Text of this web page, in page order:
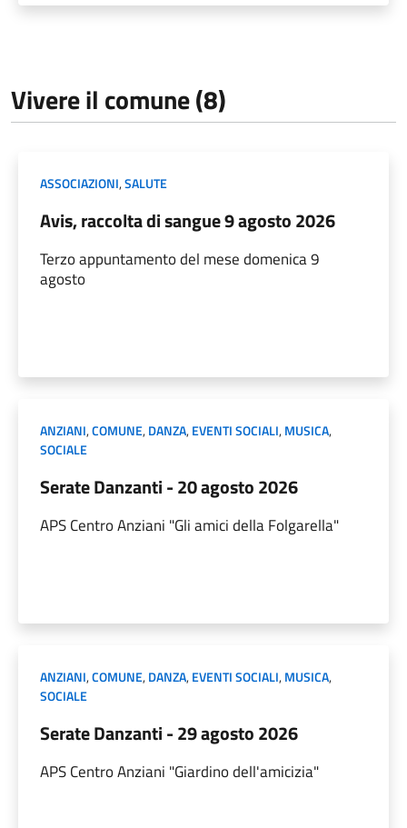
Vivere il comune (8)
ASSOCIAZIONI,SALUTE
Avis, raccolta di sangue 9 agosto 2026
Terzo appuntamento del mese domenica 9
agosto
ANZIANI,COMUNE,DANZA,EVENTI SOCIALI,MUSICA,
SOCIALE
Serate Danzanti - 20 agosto 2026
APS Centro Anziani "Gli amici della Folgarella"
ANZIANI,COMUNE,DANZA,EVENTI SOCIALI,MUSICA,
SOCIALE
Serate Danzanti - 29 agosto 2026
APS Centro Anziani "Giardino dell'amicizia"